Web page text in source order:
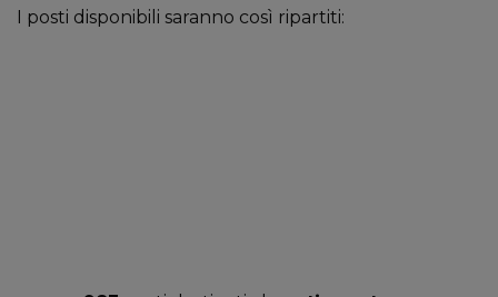
I posti disponibili saranno così ripartiti: